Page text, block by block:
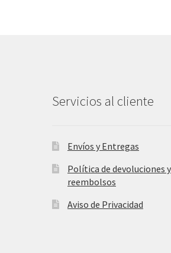
Servicios al cliente
Envíos y Entregas
Política de devoluciones y
reembolsos
Aviso de Privacidad